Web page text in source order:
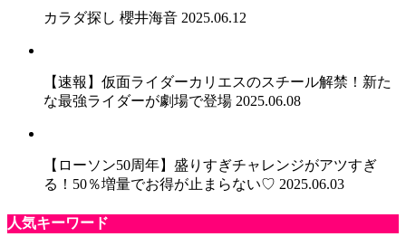
カラダ探し 櫻井海音 2025.06.12
【速報】仮面ライダーカリエスのスチール解禁！新た
な最強ライダーが劇場で登場 2025.06.08
【ローソン50周年】盛りすぎチャレンジがアツすぎ
る！50％増量でお得が止まらない♡ 2025.06.03
人気キーワード